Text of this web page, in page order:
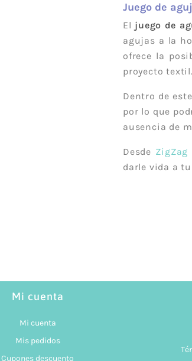
Juego de
El juego de
agujas a la
ofrece la
proyecto textil.
Dentro de este
por lo que
ausencia de
Desde ZigZag
darle vida a
Mi cuenta
Mi cuenta
Mis pedidos
Cupones descuento